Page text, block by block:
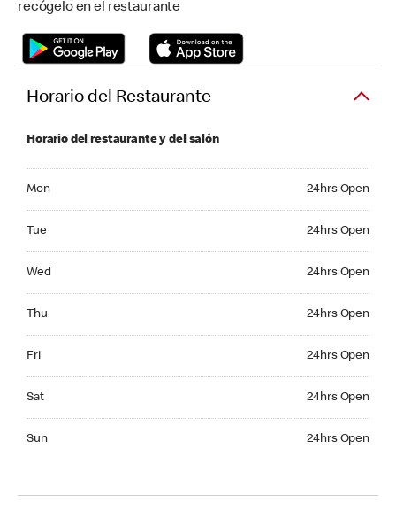
recógelo en el restaurante
Horario del Restaurante
Horario del restaurante y del salón
Mon 24hrs Open
Tue 24hrs Open
Wed 24hrs Open
Thu 24hrs Open
Fri 24hrs Open
Sat 24hrs Open
Sun 24hrs Open